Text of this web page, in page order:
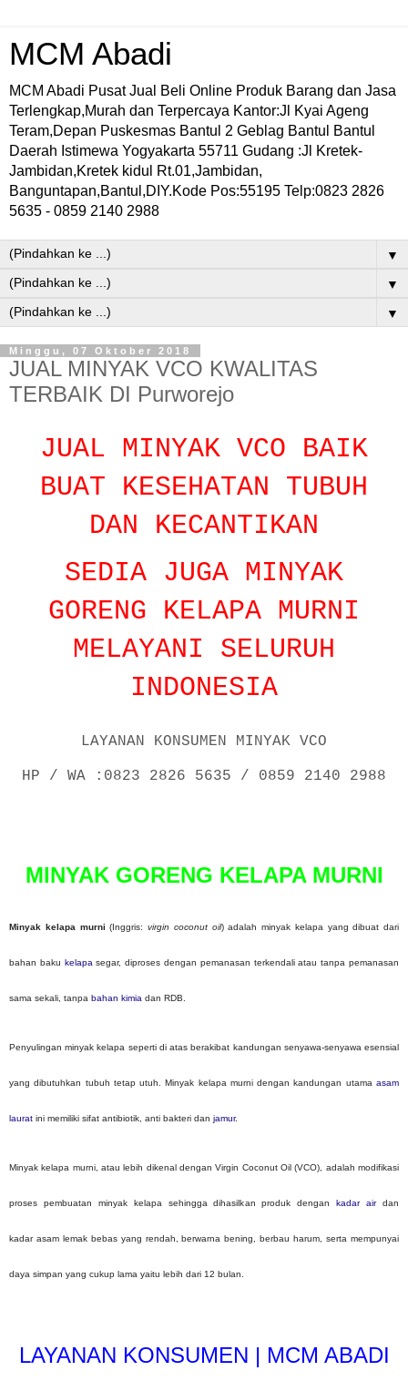
MCM Abadi
MCM Abadi Pusat Jual Beli Online Produk Barang dan Jasa
Terlengkap,Murah dan Terpercaya Kantor:Jl Kyai Ageng
Teram,Depan Puskesmas Bantul 2 Geblag Bantul Bantul
Daerah Istimewa Yogyakarta 55711 Gudang :Jl Kretek-
Jambidan,Kretek kidul Rt.01,Jambidan,
Banguntapan,Bantul,DIY.Kode Pos:55195 Telp:0823 2826
5635 - 0859 2140 2988
▼
▼
▼
Minggu, 07 Oktober 2018
JUAL MINYAK VCO KWALITAS
TERBAIK DI Purworejo
JUAL MINYAK VCO BAIK
BUAT KESEHATAN TUBUH
DAN KECANTIKAN
SEDIA JUGA MINYAK
GORENG KELAPA MURNI
MELAYANI SELURUH
INDONESIA
LAYANAN KONSUMEN MINYAK VCO
HP / WA :0823 2826 5635 / 0859 2140 2988
n
MINYAK GORENG KELAPA MURNI
Minyak kelapa murni (Inggris: virgin coconut oil) adalah minyak kelapa yang dibuat dari
bahan baku kelapa segar, diproses dengan pemanasan terkendali atau tanpa pemanasan
sama sekali, tanpa bahan kimia dan RDB.
Penyulingan minyak kelapa seperti di atas berakibat kandungan senyawa-senyawa esensial
yang dibutuhkan tubuh tetap utuh. Minyak kelapa murni dengan kandungan utama asam
laurat ini memiliki sifat antibiotik, anti bakteri dan jamur.
Minyak kelapa murni, atau lebih dikenal dengan Virgin Coconut Oil (VCO), adalah modifikasi
proses pembuatan minyak kelapa sehingga dihasilkan produk dengankadar airdan
kadar asam lemak bebas yang rendah, berwarna bening, berbau harum, serta mempunyai
daya simpan yang cukup lama yaitu lebih dari 12 bulan.
LAYANAN KONSUMEN | MCM ABADI